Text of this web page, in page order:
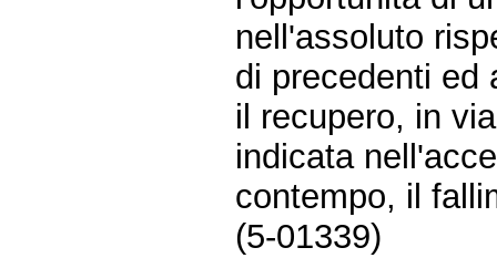
nell'assoluto
di precedenti ed
il recupero, in
indicata
contempo, il
(5-01339)